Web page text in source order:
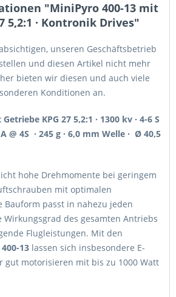
"MiniPyro 400-13 mit
5,2:1 · Kontronik Drives"
unseren Geschäftsbetrieb
und diesen Artikel nicht mehr
bieten wir diesen und auch viele
Konditionen an.
KPG 27 5,2:1 · 1300 kv · 4-6 S
@ 4S · 245 g · 6,0 mm Welle · Ø 40,5
hohe Drehmomente bei geringem
mit optimalen
Bauform passt in nahezu jeden
des gesamten Antriebs
Flugleistungen. Mit den
400-13 lassen sich insbesondere E-
gut motorisieren mit bis zu 1000 Watt